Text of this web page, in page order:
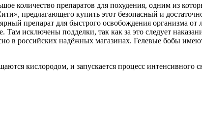
количество препаратов для похудения, одним из
предлагающего купить этот безопасный и
препарат для быстрого освобождения организма от
Там исключены подделки, так как за это следует
в российских надёжных магазинах. Гелевые бобы
кислородом, и запускается процесс